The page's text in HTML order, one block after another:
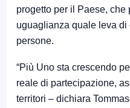
progetto per il Paese,
uguaglianza quale leva
persone.
“Più Uno sta crescendo
reale di partecipazione,
territori – dichiara